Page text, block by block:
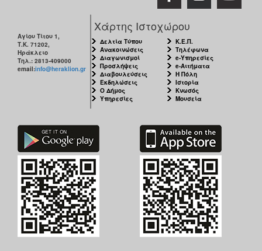
Αγίου Τίτου 1,
Τ.Κ. 71202,
Ηράκλειο
Τηλ.: 2813-409000
email:info@heraklion.gr
Χάρτης Ιστοχώρου
Δελτία Τύπου
Ανακοινώσεις
Διαγωνισμοί
Προσλήψεις
Διαβουλεύσεις
Εκδηλώσεις
Ο Δήμος
Υπηρεσίες
Κ.Ε.Π.
Τηλέφωνα
e-Υπηρεσίες
e-Αιτήματα
Η Πόλη
Ιστορία
Κνωσός
Μουσεία